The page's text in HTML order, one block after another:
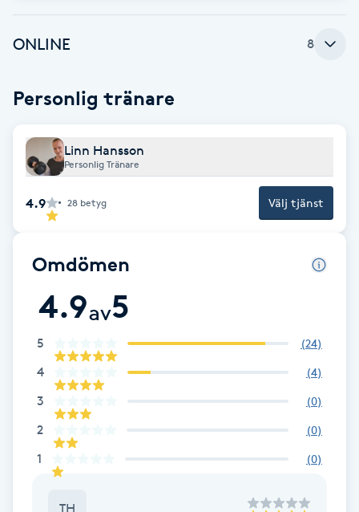
Fotsvamp
Fotvård
Fransar
Fransborttagning
Fransfärgning
Fransförlängning
Fransförlängning Megavolym
Fransförlängning Volym
ONLINE 8
Personlig tränare
Linn Hansson
Personlig Tränare
4.9 28 betyg Välj tjänst
Omdömen
4.9av5
5 (24)
4 (4)
3 (0)
2 (0)
1 (0)
TH